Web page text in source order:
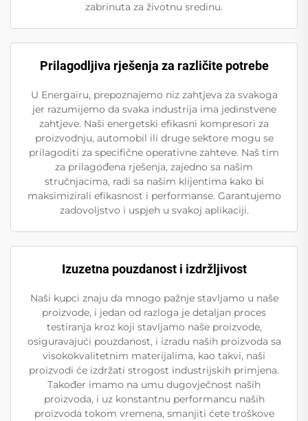
zabrinuta za životnu sredinu.
Prilagodljiva rješenja za različite potrebe
U Energairu, prepoznajemo niz zahtjeva za svakoga
jer razumijemo da svaka industrija ima jedinstvene
zahtjeve. Naši energetski efikasni kompresori za
proizvodnju, automobil ili druge sektore mogu se
prilagoditi za specifične operativne zahteve. Naš tim
za prilagođena rješenja, zajedno sa našim
stručnjacima, radi sa našim klijentima kako bi
maksimizirali efikasnost i performanse. Garantujemo
zadovoljstvo i uspjeh u svakoj aplikaciji.
Izuzetna pouzdanost i izdržljivost
Naši kupci znaju da mnogo pažnje stavljamo u naše
proizvode, i jedan od razloga je detaljan proces
testiranja kroz koji stavljamo naše proizvode,
osiguravajući pouzdanost, i izradu naših proizvoda sa
visokokvalitetnim materijalima, kao takvi, naši
proizvodi će izdržati strogost industrijskih primjena.
Također imamo na umu dugovječnost naših
proizvoda, i uz konstantnu performancu naših
proizvoda tokom vremena, smanjiti ćete troškove